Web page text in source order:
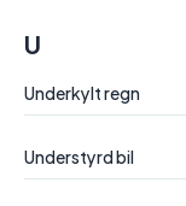
U
Underkylt regn
Understyrd bil